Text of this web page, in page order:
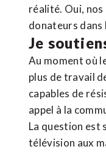
réalité. Oui,
donateurs dans
Je
Au moment où
plus de travail
capables de
appel à la
La question est
télévision aux